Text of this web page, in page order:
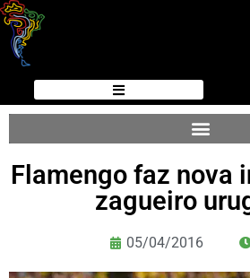
Flamengo faz nova
zagueiro
05/04/2016